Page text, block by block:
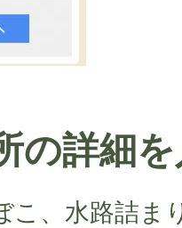
の詳細
こ、水路詰ま